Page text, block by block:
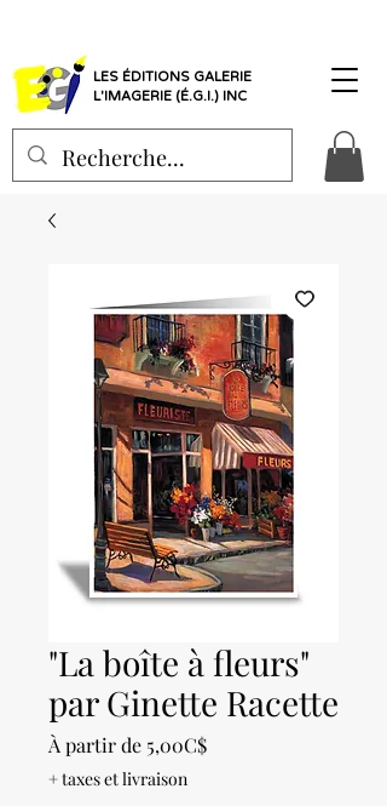
LES ÉDITIONS GALERIE
L'IMAGERIE (É.G.I.) INC
"La boîte à fleurs"
par Ginette Racette
À partir de 5,00C$Prix
+ taxes et livraison